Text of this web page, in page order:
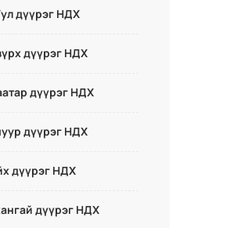
дүүрэг НДХ
дүүрэг НДХ
дүүрэг НДХ
дүүрэг НДХ
дүүрэг НДХ
дүүрэг НДХ